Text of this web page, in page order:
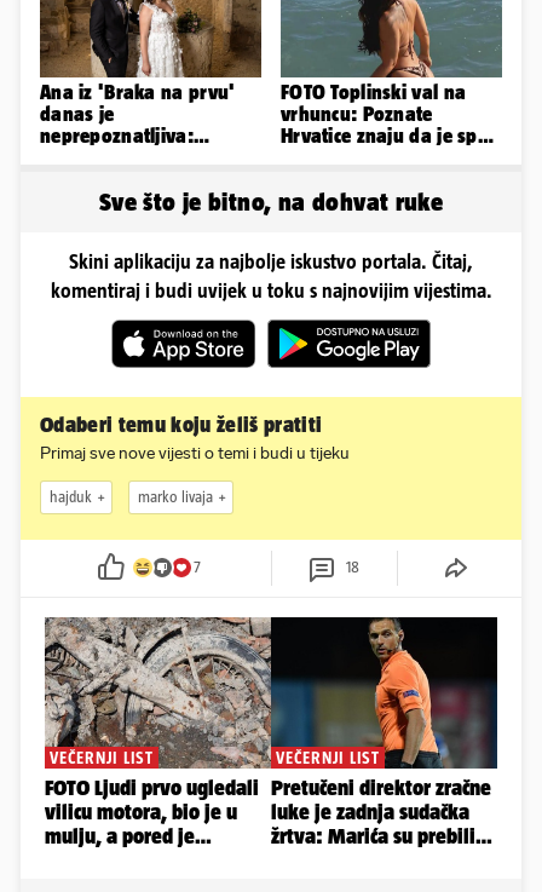
Ana iz 'Braka na prvu'
danas je
neprepoznatljiva:
FOTO Toplinski val na
vrhuncu: Poznate
Hrvatice znaju da je spas
Sve što je bitno, na dohvat ruke
Skini aplikaciju za najbolje iskustvo portala. Čitaj,
komentiraj i budi uvijek u toku s najnovijim vijestima.
Odaberi temu koju želiš pratiti
Primaj sve nove vijesti o temi i budi u tijeku
hajduk marko livaja
7 18